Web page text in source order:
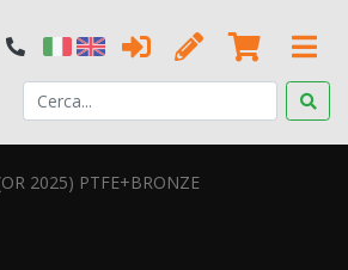
2025) PTFE+BRONZE